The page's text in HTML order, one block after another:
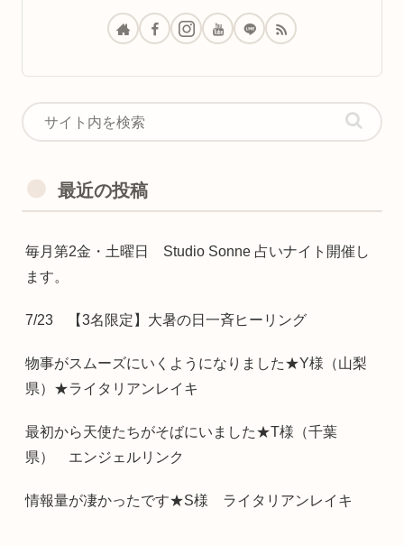
最近の投稿
毎月第2金・土曜日 Studio Sonne 占いナイト開催し
ます。
7/23 【3名限定】大暑の日一斉ヒーリング
物事がスムーズにいくようになりました★Y様（山梨
県）★ライタリアンレイキ
最初から天使たちがそばにいました★T様（千葉
県） エンジェルリンク
情報量が凄かったです★S様 ライタリアンレイキ